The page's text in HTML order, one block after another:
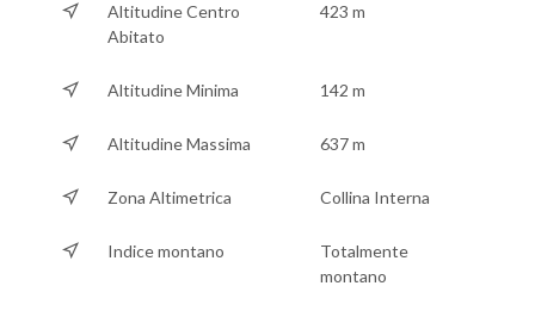
Altitudine Centro
Abitato
423 m
Altitudine Minima 142 m
Altitudine Massima 637 m
Zona Altimetrica Collina Interna
Indice montano
Totalmente
montano